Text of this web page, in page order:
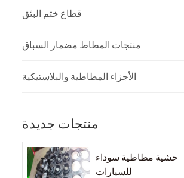
قطاع ختم البثق
منتجات المطاط مضمار السباق
الأجزاء المطاطية والبلاستيكية
منتجات جديدة
حشية مطاطية سوداء
للسيارات